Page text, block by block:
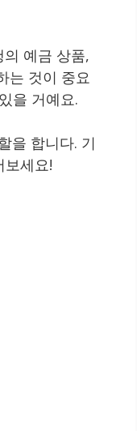
예금 상품,
는 것이 중요
을 거예요.
을 합니다. 기
보세요!